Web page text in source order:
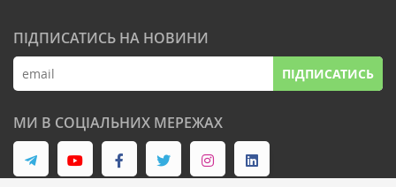
ПІДПИСАТИСЬ НА НОВИНИ
ПІДПИСАТИСЬ
МИ В СОЦІАЛЬНИХ МЕРЕЖАХ